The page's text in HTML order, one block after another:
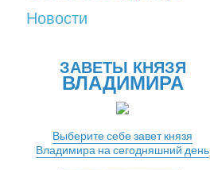
Новости
ЗАВЕТЫ КНЯЗЯ
ВЛАДИМИРА
Выберите себе завет князя
Владимира на сегодняшний день